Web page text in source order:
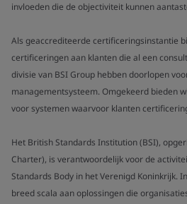
invloeden die de objectiviteit kunnen
Als geaccrediteerde certificeringsinstantie
certificeringen aan klanten die al een
divisie van BSI Group hebben doorlopen
managementsysteem. Omgekeerd bieden
voor systemen waarvoor klanten
Het British Standards Institution (BSI),
Charter), is verantwoordelijk voor de
Standards Body in het Verenigd Koninkrijk.
breed scala aan oplossingen die